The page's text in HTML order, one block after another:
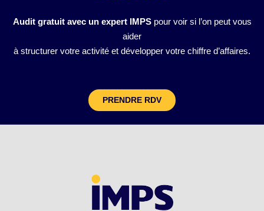
Audit gratuit avec un expert IMPSpour voir si l’on peut vous
aider
à structurer votre activité et développer votre chiffre d’affaires.
PRENDRE RDV